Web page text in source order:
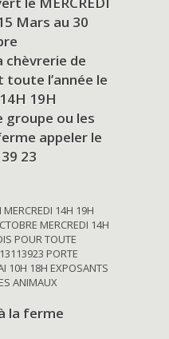
Mars au 30
chèvrerie de
l’année le
19H
groupe ou les
appeler le
23
14H 19H
MERCREDI 14H
POUR TOUTE
PORTE
10H 18H EXPOSANTS
ANIMAUX
la ferme